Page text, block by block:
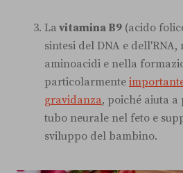
La vitamina B9 (acido
sintesi del DNA e
aminoacidi e nella
particolarmente
gravidanza, poiché aiuta
tubo neurale nel feto e
sviluppo del bambino.